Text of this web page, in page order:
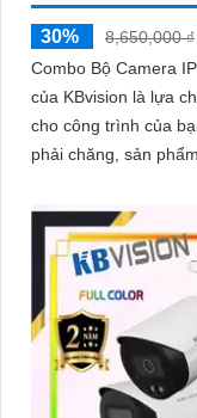
30%
8,650,000 ₫
Combo Bộ Camera
của KBvision là lựa
cho công trình của bạn. Với thiết kế mẫu mã đẹp và
phải chăng, sản